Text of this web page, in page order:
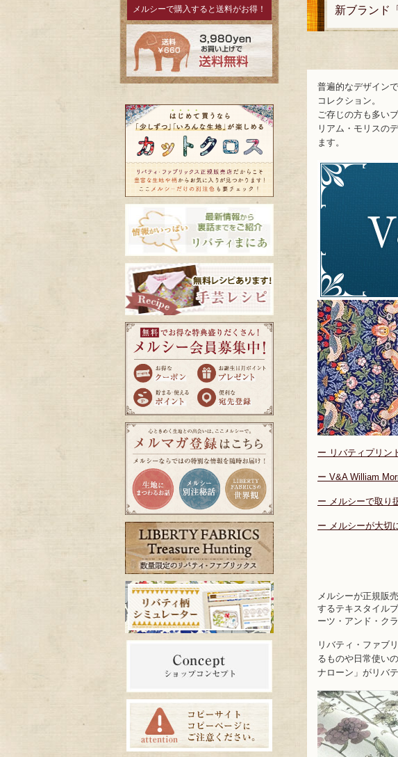
メルシーで購入すると送料がお得！ 新ブランド
普遍的なデザイン
コレクション。
ご存じの方も多い
リアム・モリスの
ます。
ー リバティプリン
ー V&A William
ー メルシーで取り
ー メルシーが大切
メルシーが正規販
するテキスタイル
ーツ・アンド・ク
リバティ・ファブ
るものや日常使い
ナローン」がリバ